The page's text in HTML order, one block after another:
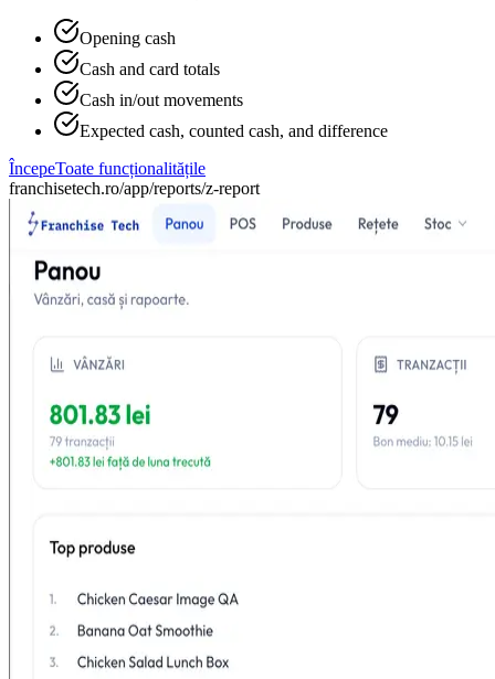
Opening cash
Cash and card totals
Cash in/out movements
Expected cash, counted cash, and difference
ÎncepeToate funcționalitățile
franchisetech.ro/app/reports/z-report